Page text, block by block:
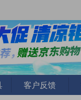
客户反馈